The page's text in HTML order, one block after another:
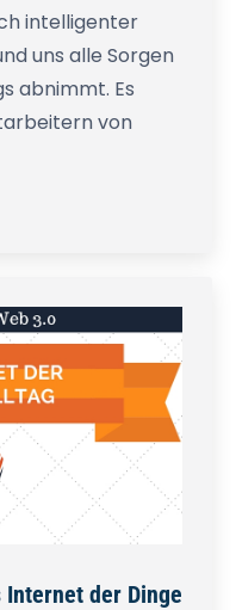
intelligenter
uns alle Sorgen
abnimmt. Es
von
der Dinge